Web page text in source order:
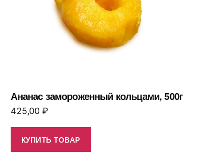
Ананас замороженный кольцами, 500г
425,00 ₽
КУПИТЬ ТОВАР